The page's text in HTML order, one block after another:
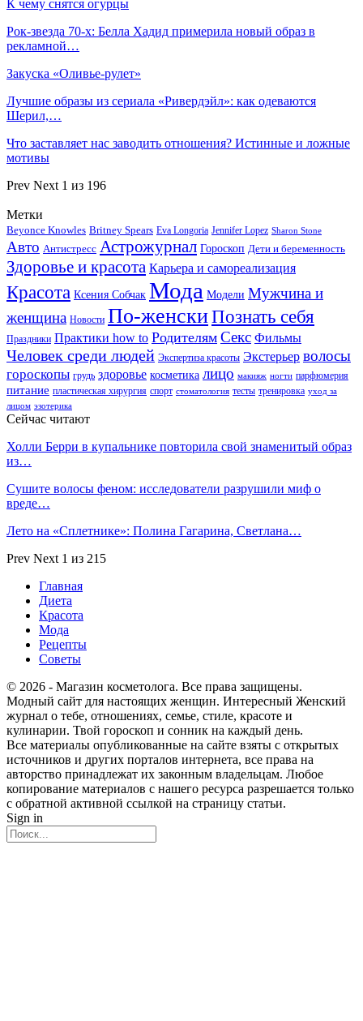
К чему снятся огурцы
Рок-звезда 70-х: Белла Хадид примерила новый образ в
рекламной…
Закуска «Оливье-рулет»
Лучшие образы из сериала «Ривердэйл»: как одеваются
Шерил,…
Что заставляет нас заводить отношения? Истинные и ложные
мотивы
Prev Next 1 из 196
Метки
Beyonce Knowles Britney Spears Eva Longoria Jennifer Lopez Sharon Stone
Авто Антистресс Астрожурнал Гороскоп Дети и беременность
Здоровье и красота Карьера и самореализация
Красота Ксения Собчак Мода Модели Мужчина и
женщина Новости По-женскиПознать себя
Праздники Практики how to Родителям Секс Фильмы
Человек среди людей Экспертиза красоты Экстерьер волосы
гороскопы грудь здоровье косметика лицо макияж ногти парфюмерия
питание пластическая хирургия спорт стоматология тесты тренировка уход за
лицом эзотерика
Сейчас читают
Холли Берри в купальнике повторила свой знаменитый образ
из…
Сушите волосы феном: исследователи разрушили миф о
вреде…
Лето на «Сплетнике»: Полина Гагарина, Светлана…
Prev Next 1 из 215
Главная
Диета
Красота
Мода
Рецепты
Советы
© 2026 - Магазин косметолога. Все права защищены.
Модный сайт для настоящих женщин. Интересный Женский
журнал о тебе, отношениях, семье, стиле, красоте и
кулинарии. Твой гороскоп и сонник на каждый день.
Все материалы опубликованные на сайте взяты с открытых
источников и других порталов интернета, все права на
авторство принадлежат их законным владельцам. Любое
копирование материалов с нашего ресурса разрешается только
с обратной активной ссылкой на страницу статьи.
Sign in